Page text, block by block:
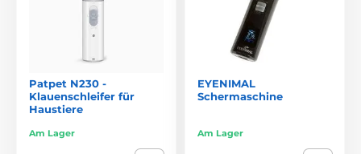
Patpet N230 -
Klauenschleifer für
Haustiere
Am Lager
EYENIMAL
Schermaschine
Am Lager